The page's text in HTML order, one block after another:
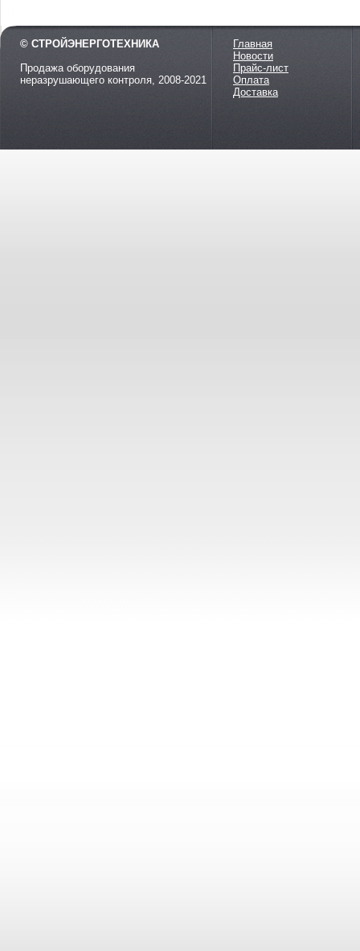
© СТРОЙЭНЕРГОТЕХНИКА
Продажа оборудования
неразрушающего контроля, 2008-2021
Главная
Новости
Прайс-лист
Оплата
Доставка